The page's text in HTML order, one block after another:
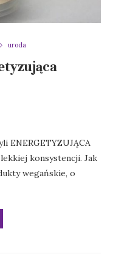
uroda
ENERGETYZUJĄCA
konsystencji. Jak
wegańskie, o